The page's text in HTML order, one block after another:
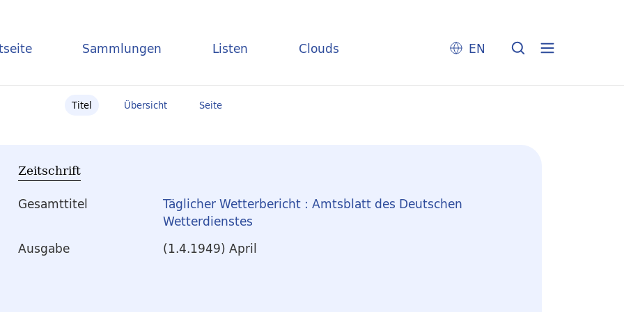
Sammlungen Listen Clouds EN
Titel Übersicht Seite
Zeitschrift
Gesamttitel
Täglicher Wetterbericht : Amtsblatt des Deutschen
Wetterdienstes
Ausgabe
(1.4.1949) April